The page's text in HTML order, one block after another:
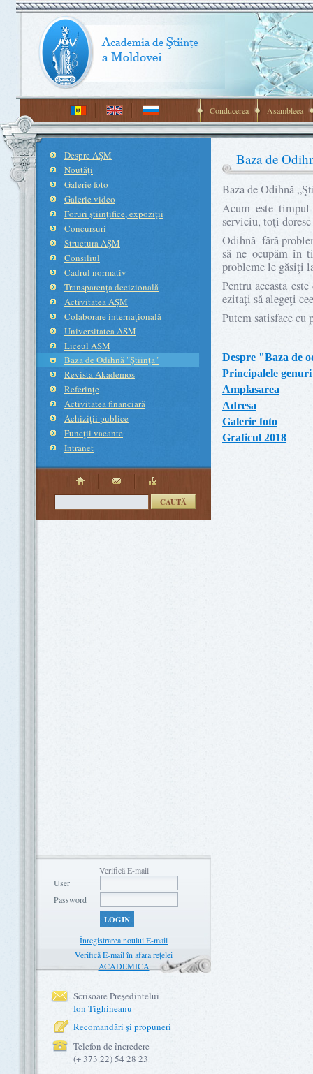
Conducerea Asambleea
Despre AŞM
Noutăţi
Galerie foto
Galerie video
Foruri ştiinţifice, expoziţii
Concursuri
Structura AŞM
Consiliul
Cadrul normativ
Transparenţa decizională
Activitatea AŞM
Colaborare internaţională
Universitatea ASM
Liceul ASM
Baza de Odihnă "Ştiinţa"
Revista Akademos
Referinţe
Activitatea financiară
Achiziţii publice
Funcţii vacante
Intranet
CAUTĂ
Verifică E-mail
User
Password
LOGIN
Înregistrarea noului E-mail
Verifică E-mail în afara rețelei
ACADEMICA
Scrisoare Preşedintelui
Ion Tighineanu
Recomandări şi propuneri
Telefon de încredere
(+ 373 22) 54 28 23
Baza de
Baza de Odihnă
Acum este timpul
serviciu, toţi doresc
Odihnă- fără
să ne ocupăm în
probleme le găsiţi
Pentru aceasta
ezitaţi să alegeţi
Putem satisface
Despre "Baza de
Principalele
Amplasarea
Adresa
Galerie foto
Graficul 2018